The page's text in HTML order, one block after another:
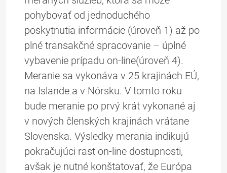
pohybovať od jednoduchého
poskytnutia informácie (úroveň 1) až po
plné transakčné spracovanie – úplné
vybavenie prípadu on-line(úroveň 4).
Meranie sa vykonáva v 25 krajinách EÚ,
na Islande a v Nórsku. V tomto roku
bude meranie po prvý krát vykonané aj
v nových členských krajinách vrátane
Slovenska. Výsledky merania indikujú
pokračujúci rast on-line dostupnosti,
avšak je nutné konštatovať, že Európa